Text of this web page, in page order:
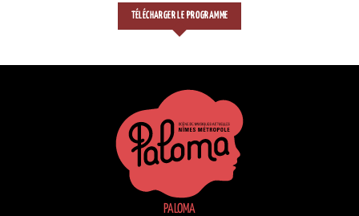
TÉLÉCHARGER LE PROGRAMME
PALOMA